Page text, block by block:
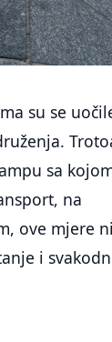
su se
sa
na
ove mjere
i